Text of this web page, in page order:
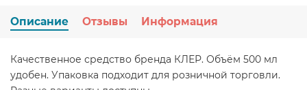
Описание Отзывы Информация
Качественное средство бренда КЛЕР. Объём 500 мл
удобен. Упаковка подходит для розничной торговли.